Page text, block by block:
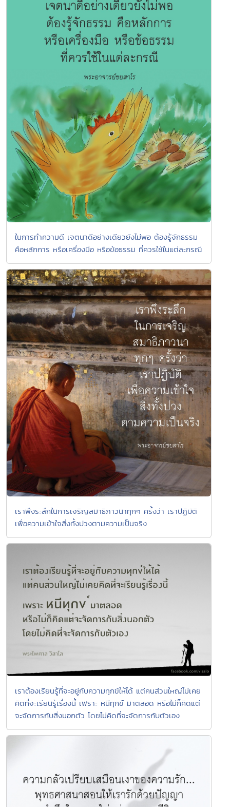
ในการทำความดี เจตนาดีอย่างเดียวยังไม่พอ ต้องรู้จักธรรม
คือหลักการ หรือเครื่องมือ หรือข้อธรรม ที่ควรใช้ในแต่ละกรณี
เราพึงระลึกในการเจริญสมาธิภาวนาทุกๆ ครั้งว่า เราปฏิบัติ
เพื่อความเข้าใจสิ่งทั้งปวงตามความเป็นจริง
เราต้องเรียนรู้ที่จะอยู่กับความทุกข์ให้ได้ แต่คนส่วนใหญ่ไม่เคย
คิดที่จะเรียนรู้เรื่องนี้ เพราะ หนีทุกข์ มาตลอด หรือไม่ก็คิดแต่
จะจัดการกับสิ่งนอกตัว โดยไม่คิดที่จะจัดการกับตัวเอง